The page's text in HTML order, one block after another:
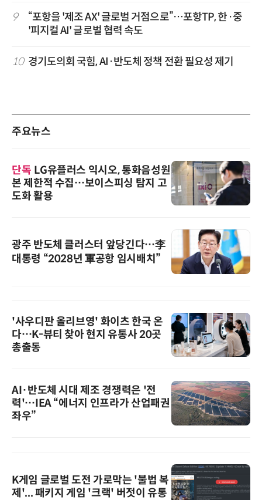
9
“포항을 '제조 AX' 글로벌 거점으로”…포항TP, 한·중
'피지컬 AI' 글로벌 협력 속도
10 경기도의회 국힘, AI·반도체 정책 전환 필요성 제기
주요뉴스
단독 LG유플러스 익시오, 통화음성원
본 제한적 수집…보이스피싱 탐지 고
도화 활용
광주 반도체 클러스터 앞당긴다…李
대통령 “2028년 軍공항 임시배치”
'사우디판 올리브영' 화이츠 한국 온
다…K-뷰티 찾아 현지 유통사 20곳
총출동
AI·반도체 시대 제조 경쟁력은 '전
력'…IEA “에너지 인프라가 산업패권
좌우”
K게임 글로벌 도전 가로막는 '불법 복
제'... 패키지 게임 '크랙' 버젓이 유통